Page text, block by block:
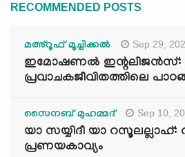
RECOMMENDED POSTS
മഅ്റൂഫ് മൂച്ചിക്കല്‍ Sep 29,
ഇമോഷണൽ ഇന്റലിജൻസ്:
പ്രവാചകജീവിതത്തിലെ
സൈനബ് മുഹമ്മദ് Sep 10,
യാ സയ്യിദീ യാ റസൂലല്ലാഹ്:
പ്രണയകാവ്യം